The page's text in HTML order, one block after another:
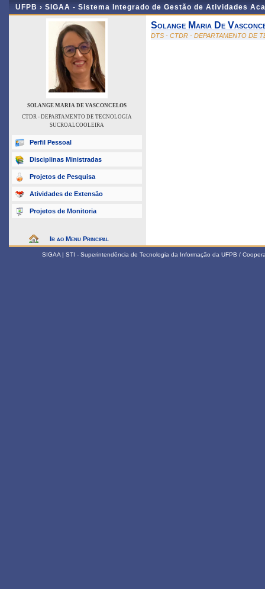
UFPB › SIGAA - Sistema Integrado de Gestão de Atividades
SOLANGE MARIA DE VASCONCELOS
CTDR - DEPARTAMENTO DE TECNOLOGIA
SUCROALCOOLEIRA
Perfil Pessoal
Disciplinas Ministradas
Projetos de Pesquisa
Atividades de Extensão
Projetos de Monitoria
Ir ao Menu Principal
Solange Maria De
DTS - CTDR - DEPARTAMENTO DE
SIGAA | STI - Superintendência de Tecnologia da Informação da UFPB /